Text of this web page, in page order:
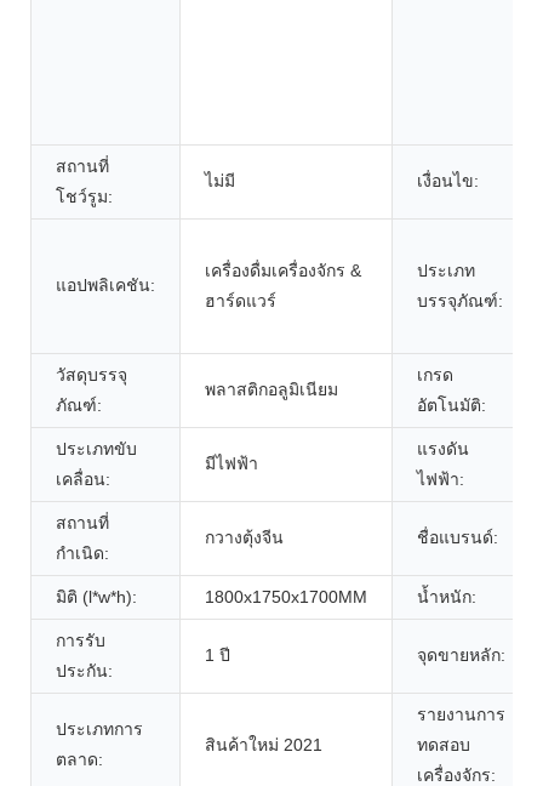
สถานที่
โชว์รูม:
ไม่มี เงื่อนไข:
แอปพลิเคชัน:
เครื่องดื่มเครื่องจักร &
ฮาร์ดแวร์
ประเภท
บรรจุภัณฑ์:
วัสดุบรรจุ
ภัณฑ์:
พลาสติกอลูมิเนียม
เกรด
อัตโนมัติ:
ประเภทขับ
เคลื่อน:
มีไฟฟ้า
แรงดัน
ไฟฟ้า:
สถานที่
กำเนิด:
กวางตุ้งจีน ชื่อแบรนด์:
มิติ (l*w*h): 1800x1750x1700MM น้ำหนัก:
การรับ
ประกัน:
1 ปี จุดขายหลัก:
ประเภทการ
ตลาด:
สินค้าใหม่ 2021
รายงานการ
ทดสอบ
เครื่องจักร: